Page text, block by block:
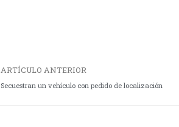
ARTÍCULO ANTERIOR
Secuestran un vehículo con pedido de localización